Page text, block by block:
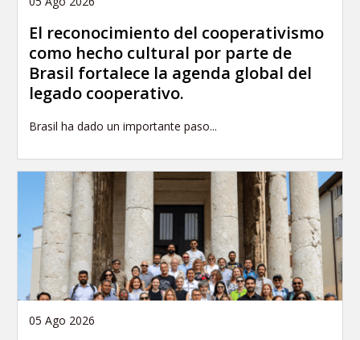
El reconocimiento del cooperativismo
como hecho cultural por parte de
Brasil fortalece la agenda global del
legado cooperativo.
Brasil ha dado un importante paso...
05 Ago 2026